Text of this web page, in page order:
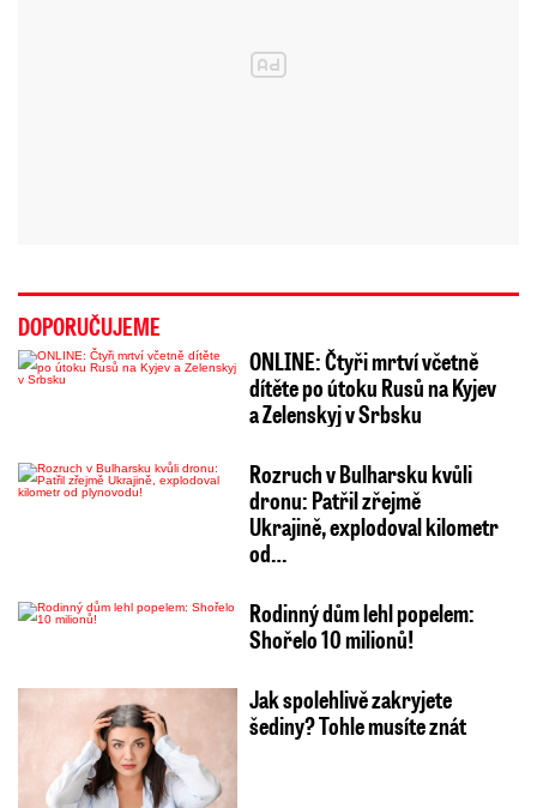
DOPORUČUJEME
ONLINE: Čtyři mrtví včetně
dítěte po útoku Rusů na Kyjev
a Zelenskyj v Srbsku
Rozruch v Bulharsku kvůli
dronu: Patřil zřejmě
Ukrajině, explodoval kilometr
od…
Rodinný dům lehl popelem:
Shořelo 10 milionů!
Jak spolehlivě zakryjete
šediny? Tohle musíte znát